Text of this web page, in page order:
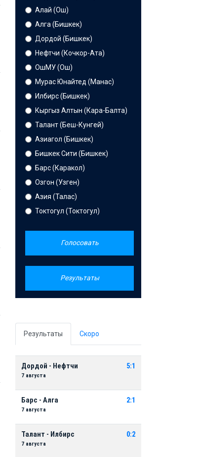
Алай (Ош)
Алга (Бишкек)
Дордой (Бишкек)
Нефтчи (Кочкор-Ата)
ОшМУ (Ош)
Мурас Юнайтед (Манас)
Илбирс (Бишкек)
Кыргыз Алтын (Кара-Балта)
Талант (Беш-Кунгей)
Азиагол (Бишкек)
Бишкек Сити (Бишкек)
Барс (Каракол)
Озгон (Узген)
Азия (Талас)
Токтогул (Токтогул)
Голосовать
Результаты
Результаты Скоро
Дордой - Нефтчи
7 августа
5:1
Барс - Алга
7 августа
2:1
Талант - Илбирс
7 августа
0:2